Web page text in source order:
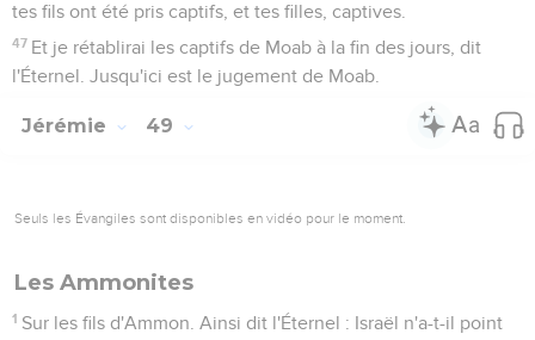
tes fils ont été pris captifs, et tes filles, captives.
47 Et je rétablirai les captifs de Moab à la fin des jours, dit
l'Éternel. Jusqu'ici est le jugement de Moab.
Jérémie 49
Seuls les Évangiles sont disponibles en vidéo pour le moment.
Les Ammonites
1 Sur les fils d'Ammon. Ainsi dit l'Éternel : Israël n'a-t-il point